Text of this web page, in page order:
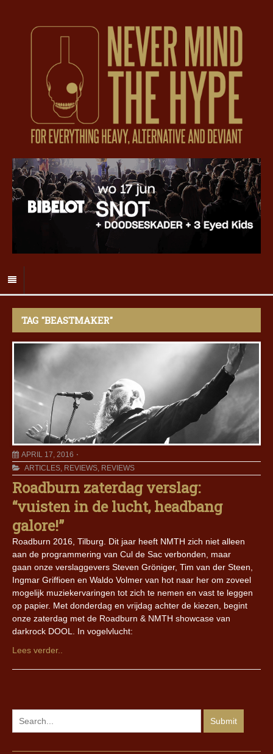
TAG "BEASTMAKER"
APRIL 17, 2016
ARTICLES, REVIEWS, REVIEWS
Roadburn zaterdag verslag:
“vuisten in de lucht, headbang
galore!”
Roadburn 2016, Tilburg. Dit jaar heeft NMTH zich niet alleen
aan de programmering van Cul de Sac verbonden, maar
gaan onze verslaggevers Steven Gröniger, Tim van der Steen,
Ingmar Griffioen en Waldo Volmer van hot naar her om zoveel
mogelijk muziekervaringen tot zich te nemen en vast te leggen
op papier. Met donderdag en vrijdag achter de kiezen, begint
onze zaterdag met de Roadburn & NMTH showcase van
darkrock DOOL. In vogelvlucht:
Lees verder..